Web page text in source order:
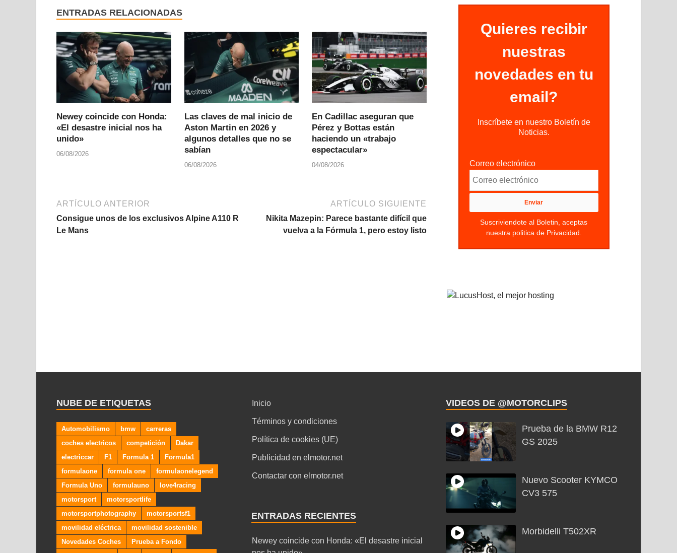
ENTRADAS RELACIONADAS
Newey coincide con Honda:
«El desastre inicial nos ha
unido»
06/08/2026
Las claves de mal inicio de
Aston Martin en 2026 y
algunos detalles que no se
sabían
06/08/2026
En Cadillac aseguran que
Pérez y Bottas están
haciendo un «trabajo
espectacular»
04/08/2026
ARTÍCULO ANTERIOR
Consigue unos de los exclusivos Alpine A110 R
Le Mans
ARTÍCULO SIGUIENTE
Nikita Mazepin: Parece bastante difícil que
vuelva a la Fórmula 1, pero estoy listo
Quieres recibir
nuestras
novedades en tu
email?
Inscríbete en nuestro Boletín de
Noticias.
Correo electrónico
Suscriviendote al Boletin, aceptas
nuestra politica de Privacidad.
NUBE DE ETIQUETAS
Automobilismo bmw
carreras
coches electricos
competición
Dakar
electriccar
F1 Formula 1
Formula1
formulaone
formula one
formulaonelegend
Formula Uno
formulauno
love4racing
motorsport
motorsportlife
motorsportphotography
motorsportsf1
movilidad eléctrica
movilidad sostenible
Novedades Coches
Prueba a Fondo
Inicio
Términos y condiciones
Política de cookies (UE)
Publicidad en elmotor.net
Contactar con elmotor.net
ENTRADAS RECIENTES
Newey coincide con Honda: «El desastre inicial
VIDEOS DE @MOTORCLIPS
Prueba de la BMW R12
GS 2025
Nuevo Scooter KYMCO
CV3 575
Morbidelli T502XR